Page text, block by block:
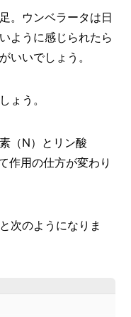
。ウンベラータは日
ように感じられたら
いいでしょう。
ょう。
（N）とリン酸
作用の仕方が変わり
次のようになりま